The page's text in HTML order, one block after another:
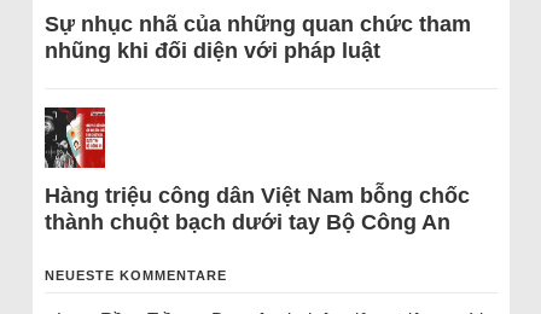
Sự nhục nhã của những quan chức tham
nhũng khi đối diện với pháp luật
Hàng triệu công dân Việt Nam bỗng chốc
thành chuột bạch dưới tay Bộ Công An
NEUESTE KOMMENTARE